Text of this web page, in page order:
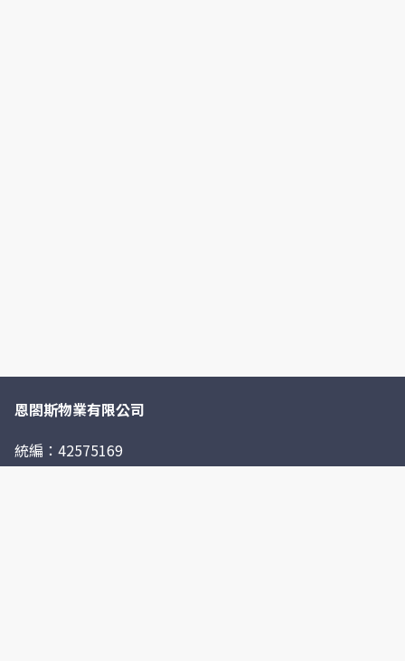
恩閤斯物業有限公司
統編：42575169
台灣雞絲頭為瑪克斯關係企業旗下品牌，專賣五金材料、人